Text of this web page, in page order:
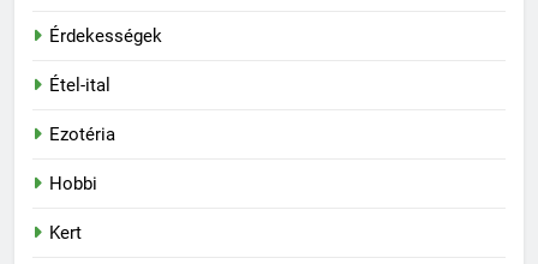
Érdekességek
Étel-ital
Ezotéria
Hobbi
Kert